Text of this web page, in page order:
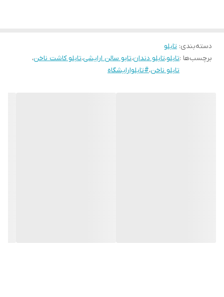
دسته‌بندی: تابلو
برچسب‌ها :تابلو،تابلو دندان،تابو سالن ارایشی،تابلو کاشت ناخن،
تابلو ناخن،#تابلوارایشگاه